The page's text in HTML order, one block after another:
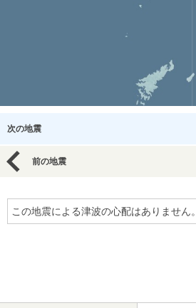
次の地震
前の地震
この地震による津波の心配はありません。